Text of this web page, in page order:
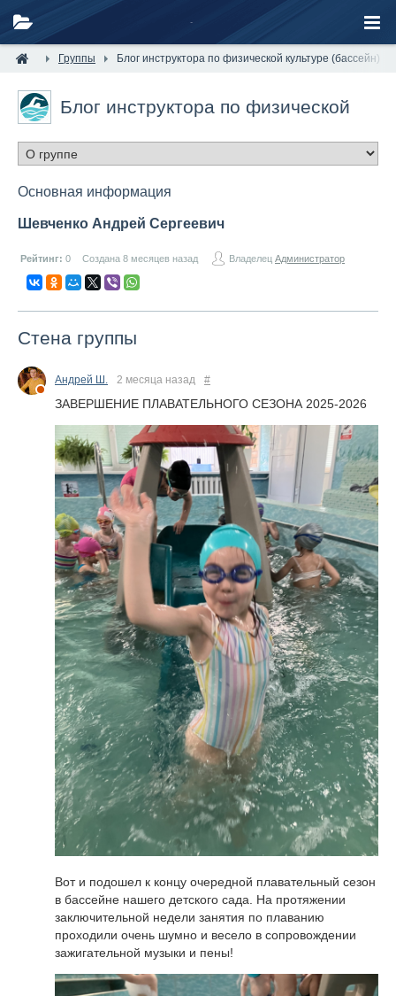
Группы Блог инструктора по физической культуре (бассейн)
Блог инструктора по физической
культуре (бассейн)
Основная информация
Шевченко Андрей Сергеевич
Рейтинг: 0 Создана 8 месяцев назад Владелец Администратор
Стена группы
Андрей Ш. 2 месяца назад #
ЗАВЕРШЕНИЕ ПЛАВАТЕЛЬНОГО СЕЗОНА 2025-2026
Вот и подошел к концу очередной плавательный сезон
в бассейне нашего детского сада. На протяжении
заключительной недели занятия по плаванию
проходили очень шумно и весело в сопровождении
зажигательной музыки и пены!